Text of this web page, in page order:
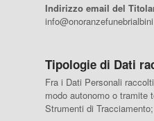
Indirizzo email del
Tipologie di Dati
Fra i Dati Personali
modo autonomo o tramite
Strumenti di